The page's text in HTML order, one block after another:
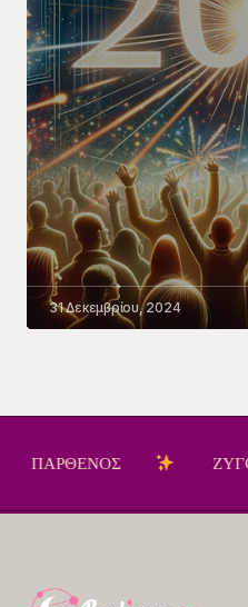
31 Δεκεμβρίου, 2024
ΖΥΓΟΣ